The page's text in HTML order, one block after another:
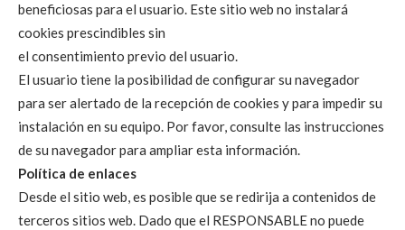
beneficiosas para el usuario. Este sitio web no instalará
cookies prescindibles sin
el consentimiento previo del usuario.
El usuario tiene la posibilidad de configurar su navegador
para ser alertado de la recepción de cookies y para impedir su
instalación en su equipo. Por favor, consulte las instrucciones
de su navegador para ampliar esta información.
Política de enlaces
Desde el sitio web, es posible que se redirija a contenidos de
terceros sitios web. Dado que el RESPONSABLE no puede